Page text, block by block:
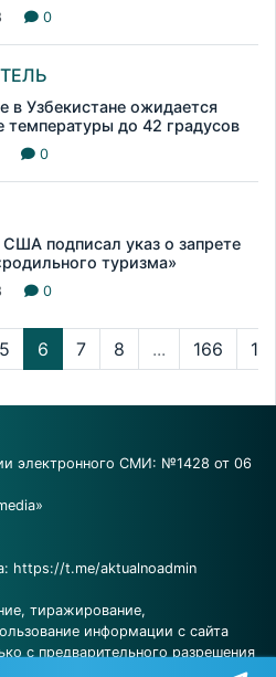
0
в Узбекистане ожидается
температуры до 42 градусов
0
США подписал указ о запрете
туризма»
0
5 6 7 8 ... 166
электронного СМИ: №1428 от 06
https://t.me/aktualnoadmin
тиражирование,
информации с сайта
с предварительного разрешения